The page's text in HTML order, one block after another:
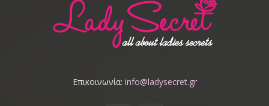
Επικοινωνία: info@ladysecret.gr